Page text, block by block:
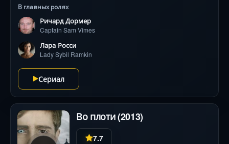
невообразимые союзники — включая импульсивную
волшебницу (Лара Росси) и гнома-идеалиста —
вынуждены действовать. От краж в Гильдии убийц до
погонь через мультивселенные, их ждут
невероятные испытания. Смогут ли неудачники,
преступности до того, как город обратится в пепел?
Визуальный калейдоскоп и острый юмор
переосмысливают фэнтези-каноны.
В главных ролях
Ричард Дормер
Captain Sam Vimes
Лара Росси
Lady Sybil Ramkin
Сериал
Во плоти (2013)
7.7